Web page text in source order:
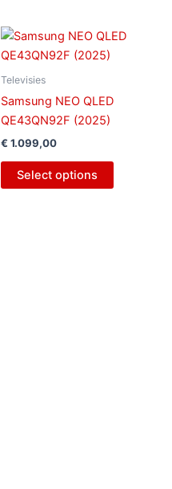
Televisies
Samsung NEO QLED
QE43QN92F (2025)
€ 1.099,00
Select options